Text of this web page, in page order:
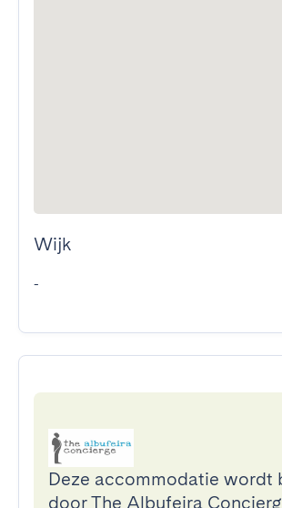
Wijk
-
Deze accommodatie wordt
door The Albufeira